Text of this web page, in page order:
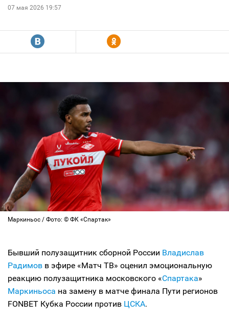
07 мая 2026 19:57
R Y
Маркиньос / Фото: © ФК «Спартак»
Бывший полузащитник сборной России Владислав
Радимов в эфире «Матч ТВ» оценил эмоциональную
реакцию полузащитника московского «Спартака»
Маркиньоса на замену в матче финала Пути регионов
FONBET Кубка России против ЦСКА.